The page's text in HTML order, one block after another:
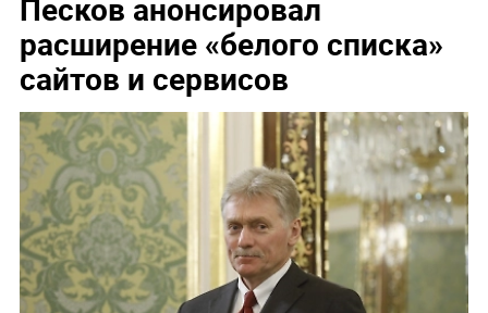
Песков анонсировал
расширение «белого списка»
сайтов и сервисов